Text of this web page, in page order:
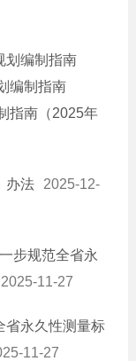
划编制指南
编制指南
指南（2025年
办法
2025-12-
步规范全省永
2025-11-27
省永久性测量标
11-27